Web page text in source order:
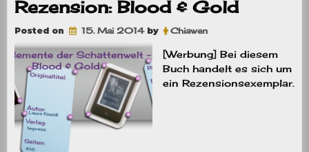
Angels
Rezension: Blood & Gold
Posted on 15. Mai 2014by Chiawen
[Werbung] Bei diesem
Buch handelt es sich um
ein Rezensionsexemplar.